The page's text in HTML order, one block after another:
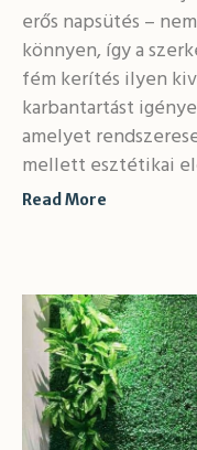
erős napsütés –
könnyen, így a
fém kerítés ilyen
karbantartást
amelyet
mellett esztétikai
Read More